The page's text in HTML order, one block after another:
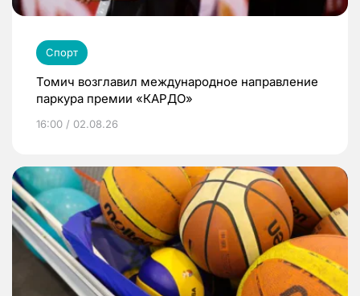
Спорт
Томич возглавил международное направление
паркура премии «КАРДО»
16:00 / 02.08.26